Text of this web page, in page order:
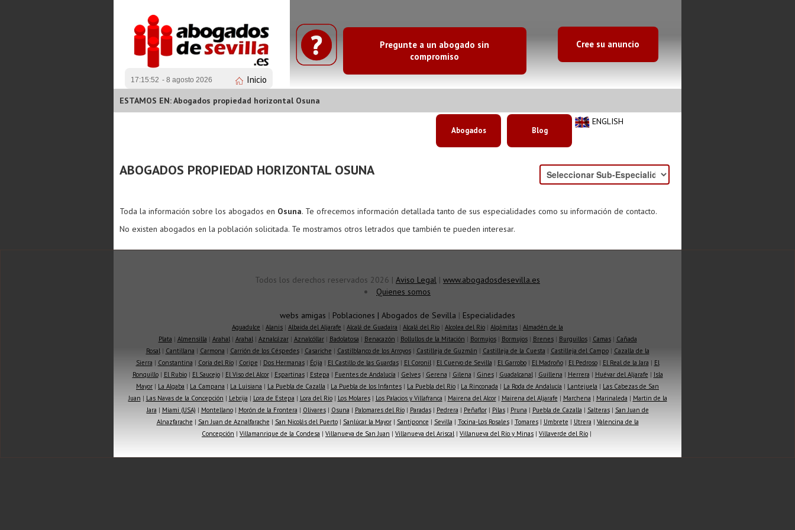
17:15:52 - 8 agosto 2026 Inicio
Pregunte a un abogado sin
compromiso
Cree su anuncio
ESTAMOS EN: Abogados propiedad horizontal Osuna
ENGLISH
Abogados Blog
ABOGADOS PROPIEDAD HORIZONTAL OSUNA
Toda la información sobre los abogados en Osuna. Te ofrecemos información detallada tanto de sus especialidades como su información de contacto.
No existen abogados en la población solicitada. Te mostramos otros letrados que también te pueden interesar.
Todos los derechos reservados 2026 | Aviso Legal | www.abogadosdesevilla.es
Quienes somos
webs amigas | Poblaciones | Abogados de Sevilla | Especialidades
Aguadulce | Alanis | Albaida del Aljarafe | Alcalá de Guadaíra | Alcalá del Río | Alcolea del Río | Algámitas | Almadén de la
Plata | Almensilla | Arahal| Arahal| Aznalcázar| Aznalcóllar| Badolatosa | Benacazón | Bollullos de la Mitación | Bormujos| Bormujos| Brenes| Burguillos| Camas| Cañada
Rosal| Cantillana | Carmona | Carrión de los Céspedes| Casariche | Castilblanco de los Arroyos| Castilleja de Guzmán | Castilleja de la Cuesta | Castilleja del Campo| Cazalla de la
Sierra | Constantina | Coria del Río| Coripe | Dos Hermanas| Écija | El Castillo de las Guardas| El Coronil| El Cuervo de Sevilla | El Garrobo| El Madroño| El Pedroso| El Real de la Jara | El
Ronquillo| El Rubio| El Saucejo| El Viso del Alcor| Espartinas| Estepa | Fuentes de Andalucía | Gelves| Gerena | Gilena | Gines| Guadalcanal| Guillena | Herrera | Huévar del Aljarafe | Isla
Mayor | La Algaba | La Campana | La Luisiana | La Puebla de Cazalla | La Puebla de los Infantes | La Puebla del Río | La Rinconada | La Roda de Andalucía | Lantejuela | Las Cabezas de San
Juan | Las Navas de la Concepción | Lebrija | Lora de Estepa | Lora del Río| Los Molares| Los Palacios y Villafranca | Mairena del Alcor| Mairena del Aljarafe | Marchena | Marinaleda | Martin de la
Jara | Miami (USA) | Montellano| Morón de la Frontera | Olivares| Osuna | Palomares del Río| Paradas| Pedrera | Peñaflor| Pilas| Pruna | Puebla de Cazalla | Salteras| San Juan de
Alnazfarache | San Juan de Aznalfarache | San Nicolás del Puerto| Sanlúcar la Mayor| Santiponce | Sevilla | Tocina-Los Rosales| Tomares| Umbrete | Utrera | Valencina de la
Concepción | Villamanrique de la Condesa | Villanueva de San Juan | Villanueva del Ariscal| Villanueva del Río y Minas | Villaverde del Río |